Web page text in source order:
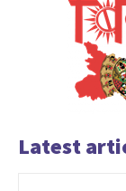
Latest